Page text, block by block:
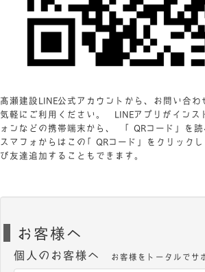
髙瀬建設LINE公式アカウントから、お問い合
気軽にご利用ください。 LINEアプリがインス
ォンなどの携帯端末から、 「QRコード」を読
スマフォからはこの「QRコード」をクリック
び友達追加することもできます。
お客様へ
個人のお客様へ お客様をトータルでサ